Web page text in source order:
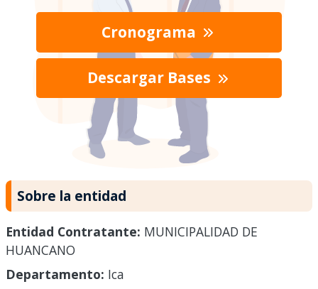
Cronograma
Descargar Bases
Sobre la entidad
Entidad Contratante: MUNICIPALIDAD DE
HUANCANO
Departamento: Ica